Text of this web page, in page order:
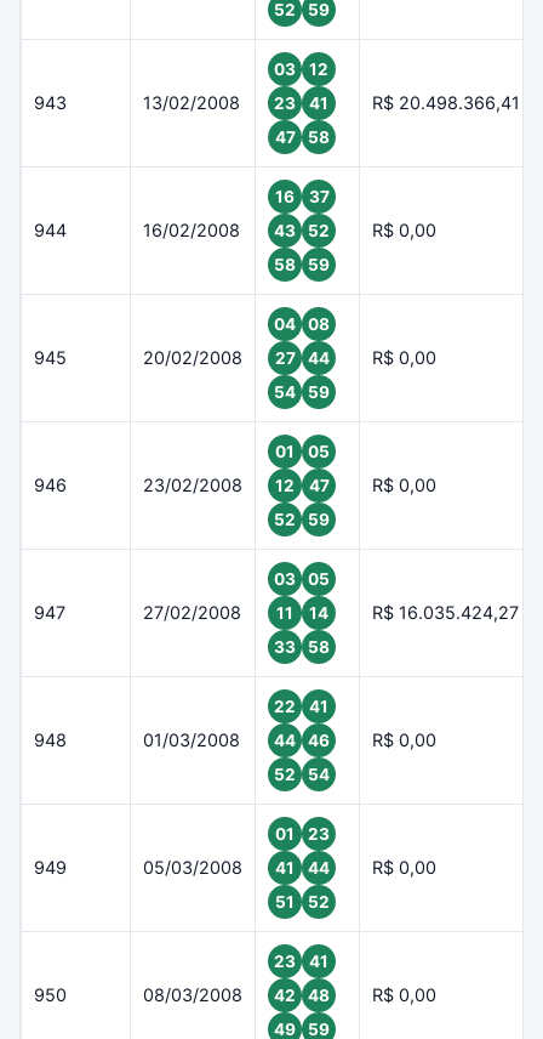
52
59
943 13/02/2008
03
12
23
41
47
58
R$ 20.498.366,41
944 16/02/2008
16
37
43
52
58
59
R$ 0,00
945 20/02/2008
04
08
27
44
54
59
R$ 0,00
946 23/02/2008
01
05
12
47
52
59
R$ 0,00
947 27/02/2008
03
05
11
14
33
58
R$ 16.035.424,27
948 01/03/2008
22
41
44
46
52
54
R$ 0,00
949 05/03/2008
01
23
41
44
51
52
R$ 0,00
950 08/03/2008
23
41
42
48
49
59
R$ 0,00